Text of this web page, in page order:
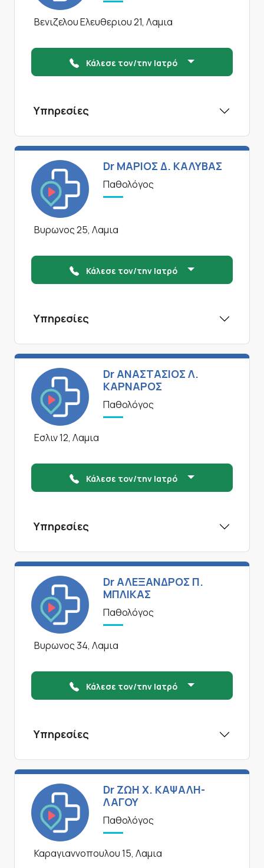
Βενιζελου Ελευθεριου 21, Λαμια
Κάλεσε τον/την Ιατρό
Υπηρεσίες
Dr ΜΑΡΙΟΣ Δ. ΚΑΛΥΒΑΣ
Παθολόγος
Βυρωνος 25, Λαμια
Κάλεσε τον/την Ιατρό
Υπηρεσίες
Dr ΑΝΑΣΤΑΣΙΟΣ Λ.
ΚΑΡΝΑΡΟΣ
Παθολόγος
Εσλιν 12, Λαμια
Κάλεσε τον/την Ιατρό
Υπηρεσίες
Dr ΑΛΕΞΑΝΔΡΟΣ Π.
ΜΠΛΙΚΑΣ
Παθολόγος
Βυρωνος 34, Λαμια
Κάλεσε τον/την Ιατρό
Υπηρεσίες
Dr ΖΩΗ Χ. ΚΑΨΑΛΗ-
ΛΑΓΟΥ
Παθολόγος
Καραγιαννοπουλου 15, Λαμια